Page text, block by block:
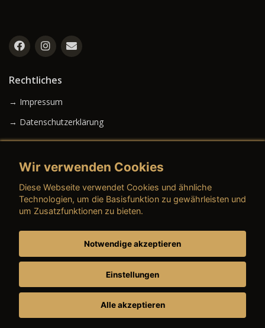
Rechtliches
→ Impressum
→ Datenschutzerklärung
→ AGB (Gebrauchtwagen)
→ AGB (Teile & Zubehör)
→ AGB (Dienstleistungen)
Wir verwenden Cookies
Diese Webseite verwendet Cookies und ähnliche
Technologien, um die Basisfunktion zu gewährleisten und
um Zusatzfunktionen zu bieten.
Notwendige akzeptieren
Einstellungen
Alle akzeptieren